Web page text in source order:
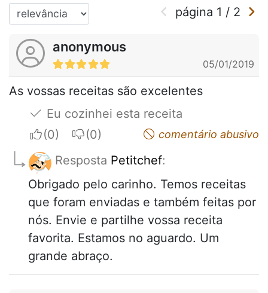
página 1 / 2
anonymous
05/01/2019
As vossas receitas são excelentes
Eu cozinhei esta receita
I apreciateI do not appreciatecomentário abusivo
Resposta Petitchef:
Obrigado pelo carinho. Temos receitas
que foram enviadas e também feitas por
nós. Envie e partilhe vossa receita
favorita. Estamos no aguardo. Um
grande abraço.